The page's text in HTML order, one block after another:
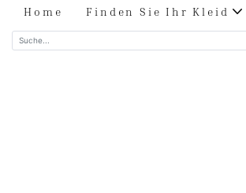
Home Finden Sie Ihr Kleid